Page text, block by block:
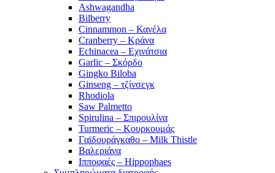
Ashwagandha
Bilberry
Cinnammon – Κανέλα
Cranberry – Κράνα
Echinacea – Εχινάτσια
Garlic – Σκόρδο
Gingko Biloba
Ginseng – τζίνσεγκ
Rhodiola
Saw Palmetto
Spirulina – Σπιρουλίνα
Turmeric – Κουρκουμάς
Γαϊδουράγκαθο – Milk Thistle
Βαλεριάνα
Ιπποφαές – Hippophaes